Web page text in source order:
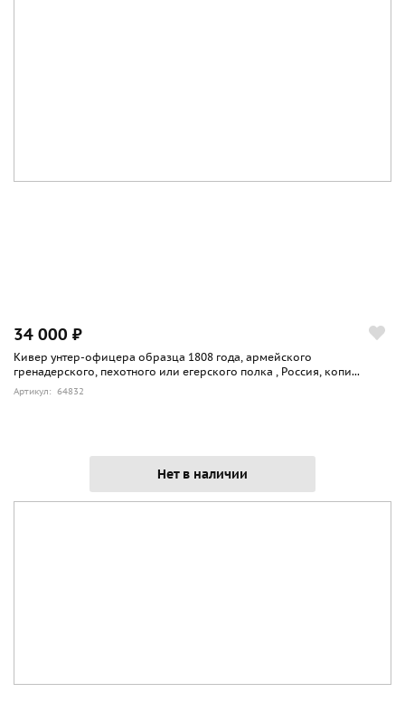
34 000 ₽
Кивер унтер-офицера образца 1808 года, армейского
гренадерского, пехотного или егерского полка , Россия, копи...
Артикул: 64832
Нет в наличии